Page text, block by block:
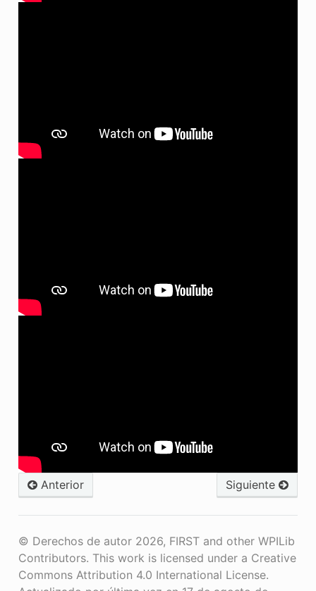
Anterior Siguiente
© Derechos de autor 2026, FIRST and other WPILib
Contributors. This work is licensed under a Creative
Commons Attribution 4.0 International License.